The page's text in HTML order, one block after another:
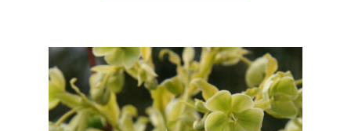
auf.
Die
Optionen
können